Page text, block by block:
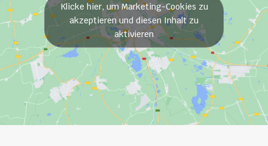
Klicke hier, um Marketing-Cookies zu
akzeptieren und diesen Inhalt zu
aktivieren